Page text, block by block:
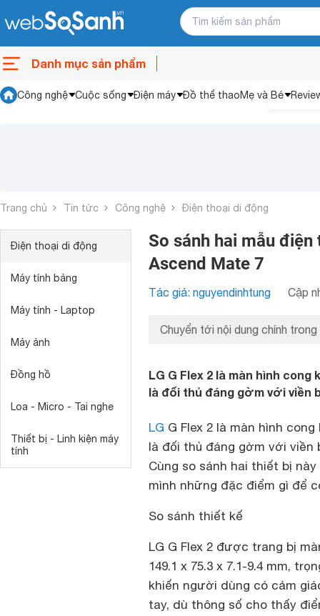
Danh mục sản phẩm
Công nghệ Cuộc sống Điện máy Đồ thể thaoMẹ và Bé
Trang chủ Tin tức Công nghệ Điện thoại di động
Điện thoại di động
Máy tính bảng
Máy tính - Laptop
Máy ảnh
Đồng hồ
Loa - Micro - Tai nghe
Thiết bị - Linh kiện máy
tính
So sánh hai mẫu điện
Ascend Mate 7
Tác giả: nguyendinhtung Cập
Chuyển tới nội dung chính trong
LG G Flex 2 là màn hình
là đối thủ đáng gờm với viền
LG G Flex 2 là màn hình
là đối thủ đáng gờm với viền
Cùng so sánh hai thiết bị
mình những đặc điểm gì để
So sánh thiết kế
LG G Flex 2 được trang bị
149.1 x 75.3 x 7.1-9.4 mm,
khiến người dùng có cảm
tay, dù thông số cho thấy